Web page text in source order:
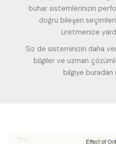
buhar sistemlerinizin
doğru bileşen
üretmenize
Siz de sisteminizin daha
bilgiler ve uzman
bilgiye buradan
Orifis